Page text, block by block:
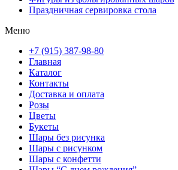
Праздничная сервировка стола
Меню
+7 (915) 387-98-80
Главная
Каталог
Контакты
Доставка и оплата
Розы
Цветы
Букеты
Шары без рисунка
Шары с рисунком
Шары с конфетти